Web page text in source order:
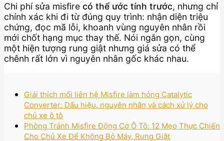
Chi phí sửa misfire có thể ước tính trước, nhưng chỉ
chính xác khi đi từ đúng quy trình: nhận diện triệu
chứng, đọc mã lỗi, khoanh vùng nguyên nhân rồi
mới chốt hạng mục thay thế. Nói ngắn gọn, cùng
một hiện tượng rung giật nhưng giá sửa có thể
chênh rất lớn vì nguyên nhân gốc khác nhau.
Giải thích mối liên hệ Misfire làm hỏng Catalytic
Converter: Dấu hiệu, nguyên nhân và cách xử lý cho
chủ xe ô tô
Phòng Tránh Misfire Động Cơ Ô Tô: 12 Mẹo Thực Chiến
Cho Chủ Xe Để Không Bỏ Máy, Rung Giật